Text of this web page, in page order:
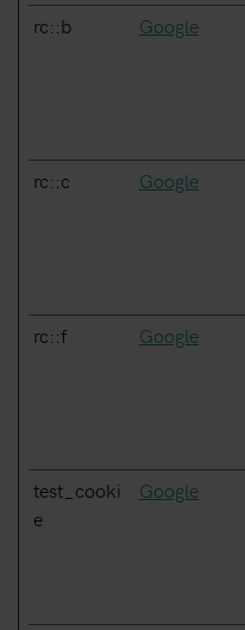
rc::b Google
rc::c Google
rc::f Google
test_cooki
e
Google